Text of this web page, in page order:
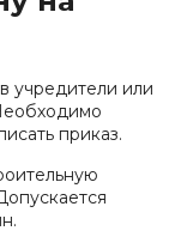
учредители или
приказ.